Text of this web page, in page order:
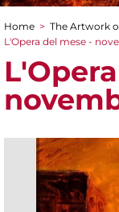
You are
Home > The Artwork
L'Opera del mese -